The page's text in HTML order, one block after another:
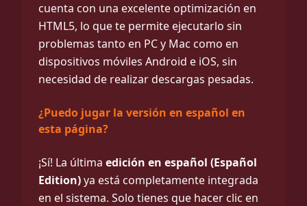
cuenta con una excelente optimización en
HTML5, lo que te permite ejecutarlo sin
problemas tanto en PC y Mac como en
dispositivos móviles Android e iOS, sin
necesidad de realizar descargas pesadas.
¿Puedo jugar la versión en español en
esta página?
¡Sí! La última edición en español (Español
Edition)ya está completamente integrada
en el sistema. Solo tienes que hacer clic en